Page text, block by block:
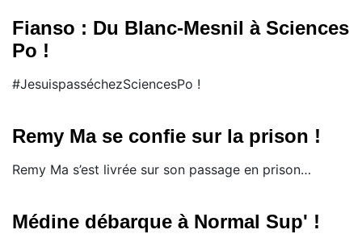
Fianso : Du Blanc-Mesnil à Sciences
Po !
#JesuispasséchezSciencesPo !
Remy Ma se confie sur la prison !
​Remy Ma s’est livrée sur son passage en prison…
Médine débarque à Normal Sup' !